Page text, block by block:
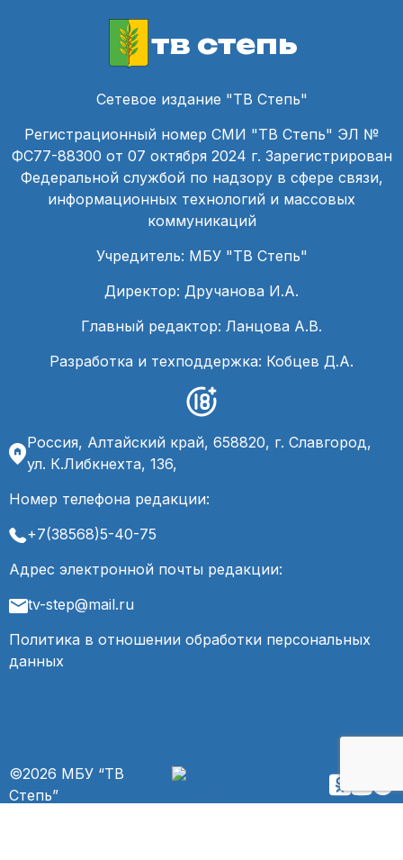
тв степь
Сетевое издание "ТВ Степь"
Регистрационный номер СМИ "ТВ Степь" ЭЛ №
ФС77-88300 от 07 октября 2024 г. Зарегистрирован
Федеральной службой по надзору в сфере связи,
информационных технологий и массовых
коммуникаций
Учредитель: МБУ "ТВ Степь"
Директор: Дручанова И.А.
Главный редактор: Ланцова А.В.
Разработка и техподдержка: Кобцев Д.А.
Россия, Алтайский край, 658820, г. Славгород,
ул. К.Либкнехта, 136,
Номер телефона редакции:
+7(38568)5-40-75
Адрес электронной почты редакции:
tv-step@mail.ru
Политика в отношении обработки персональных
данных
©2026 МБУ “ТВ
Степь”